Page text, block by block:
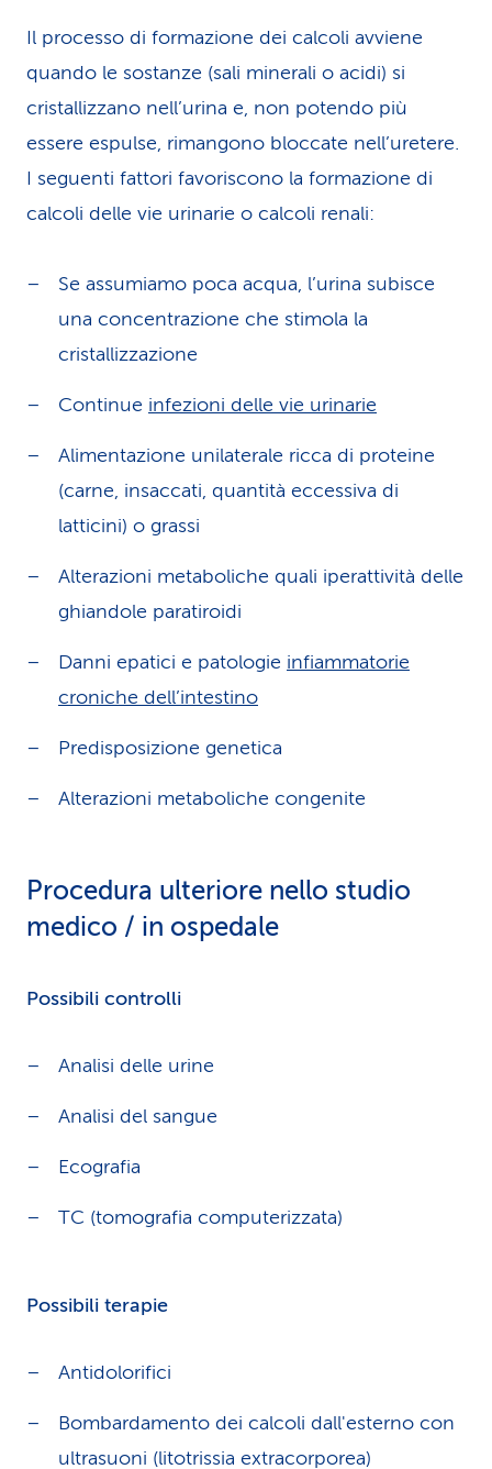
Il processo di formazione dei calcoli avviene
quando le sostanze (sali minerali o acidi) si
cristallizzano nell’urina e, non potendo più
essere espulse, rimangono bloccate nell’uretere.
I seguenti fattori favoriscono la formazione di
calcoli delle vie urinarie o calcoli renali:
Se assumiamo poca acqua, l’urina subisce
una concentrazione che stimola la
cristallizzazione
Continue infezioni delle vie urinarie
Alimentazione unilaterale ricca di proteine
(carne, insaccati, quantità eccessiva di
latticini) o grassi
Alterazioni metaboliche quali iperattività delle
ghiandole paratiroidi
Danni epatici e patologie infiammatorie
croniche dell’intestino
Predisposizione genetica
Alterazioni metaboliche congenite
Procedura ulteriore nello studio
medico / in ospedale
Possibili controlli
Analisi delle urine
Analisi del sangue
Ecografia
TC (tomografia computerizzata)
Possibili terapie
Antidolorifici
Bombardamento dei calcoli dall'esterno con
ultrasuoni (litotrissia extracorporea)